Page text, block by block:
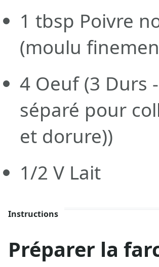
1 tbsp Poivre
(moulu
4 Oeuf (3 Durs
séparé pour
et dorure))
1/2 VLait
Instructions
Préparer la